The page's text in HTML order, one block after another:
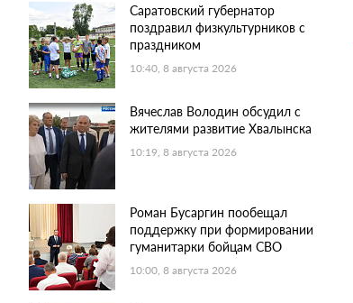
Саратовский губернатор
поздравил физкультурников с
праздником
10:40, 8 августа 2026
Вячеслав Володин обсудил с
жителями развитие Хвалынска
10:19, 8 августа 2026
Роман Бусаргин пообещал
поддержку при формировании
гуманитарки бойцам СВО
10:00, 8 августа 2026